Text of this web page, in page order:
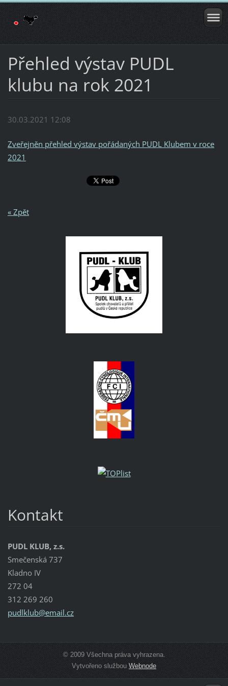
Přehled výstav PUDL
klubu na rok 2021
30.03.2021 12:08
Zveřejněn přehled výstav pořádaných PUDL Klubem v roce
2021
« Zpět
Kontakt
PUDL KLUB, z.s.
Smečenská 737
Kladno IV
272 04
312 269 260
pudlklub@email.cz
© 2009 Všechna práva vyhrazena.
Vytvořeno službou Webnode